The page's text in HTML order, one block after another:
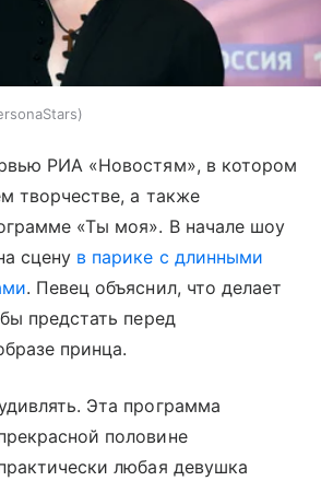
РИА «Новостям», в котором
творчестве, а также
«Ты моя». В начале шоу
сцену в парике с длинными
. Певец объяснил, что делает
предстать перед
принца.
Эта программа
половине
любая девушка